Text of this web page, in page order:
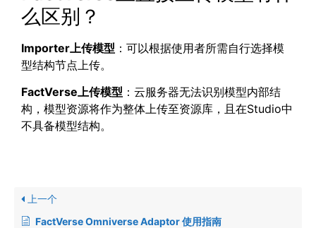
么区别？
Importer 上传模型 ：可以根据使用者所需自行选择模
型结构节点上传。
FactVerse上传模型 ：云服务器无法识别模型内部结
构，模型资源将作为整体上传至资源库，且在Studio中
不具备模型结构。
上一个
FactVerse Omniverse Adaptor 使用指南